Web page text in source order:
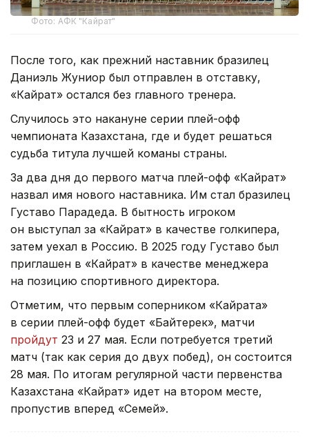
Фото: АФК "Кайрат"
После того, как прежний наставник бразилец
Даниэль Жуниор был отправлен в отставку,
«Кайрат» остался без главного тренера.
Случилось это накануне серии плей-офф
чемпионата Казахстана, где и будет решаться
судьба титула лучшей команы страны.
За два дня до первого матча плей-офф «Кайрат»
назвал имя нового наставника. Им стал бразилец
Густаво Парадеда. В бытность игроком
он выступал за «Кайрат» в качестве голкипера,
затем уехал в Россию. В 2025 году Густаво был
приглашен в «Кайрат» в качестве менеджера
на позицию спортивного директора.
Отметим, что первым соперником «Кайрата»
в серии плей-офф будет «Байтерек», матчи
пройдут 23 и 27 мая. Если потребуется третий
матч (так как серия до двух побед), он состоится
28 мая. По итогам регулярной части первенства
Казахстана «Кайрат» идет на втором месте,
пропустив вперед «Семей».